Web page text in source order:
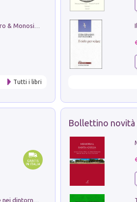
Tutti i libri
Bollettino